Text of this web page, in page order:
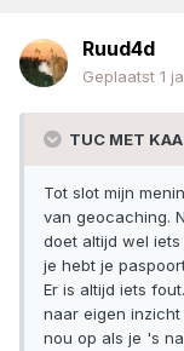
Ruud4d
Geplaatst 1
TUC MET
Tot slot mijn
van geocaching.
doet altijd wel
je hebt je
Er is altijd iets
naar eigen
nou op als je 's